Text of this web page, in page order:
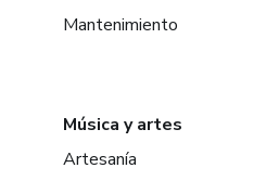
Mantenimiento
Música y artes
Artesanía